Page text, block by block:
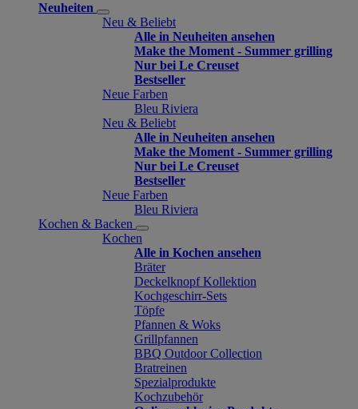
Neuheiten
Neu & Beliebt
Alle in Neuheiten ansehen
Make the Moment - Summer grilling
Nur bei Le Creuset
Bestseller
Neue Farben
Bleu Riviera
Neu & Beliebt
Alle in Neuheiten ansehen
Make the Moment - Summer grilling
Nur bei Le Creuset
Bestseller
Neue Farben
Bleu Riviera
Kochen & Backen
Kochen
Alle in Kochen ansehen
Bräter
Deckelknopf Kollektion
Kochgeschirr-Sets
Töpfe
Pfannen & Woks
Grillpfannen
BBQ Outdoor Collection
Bratreinen
Spezialprodukte
Kochzubehör